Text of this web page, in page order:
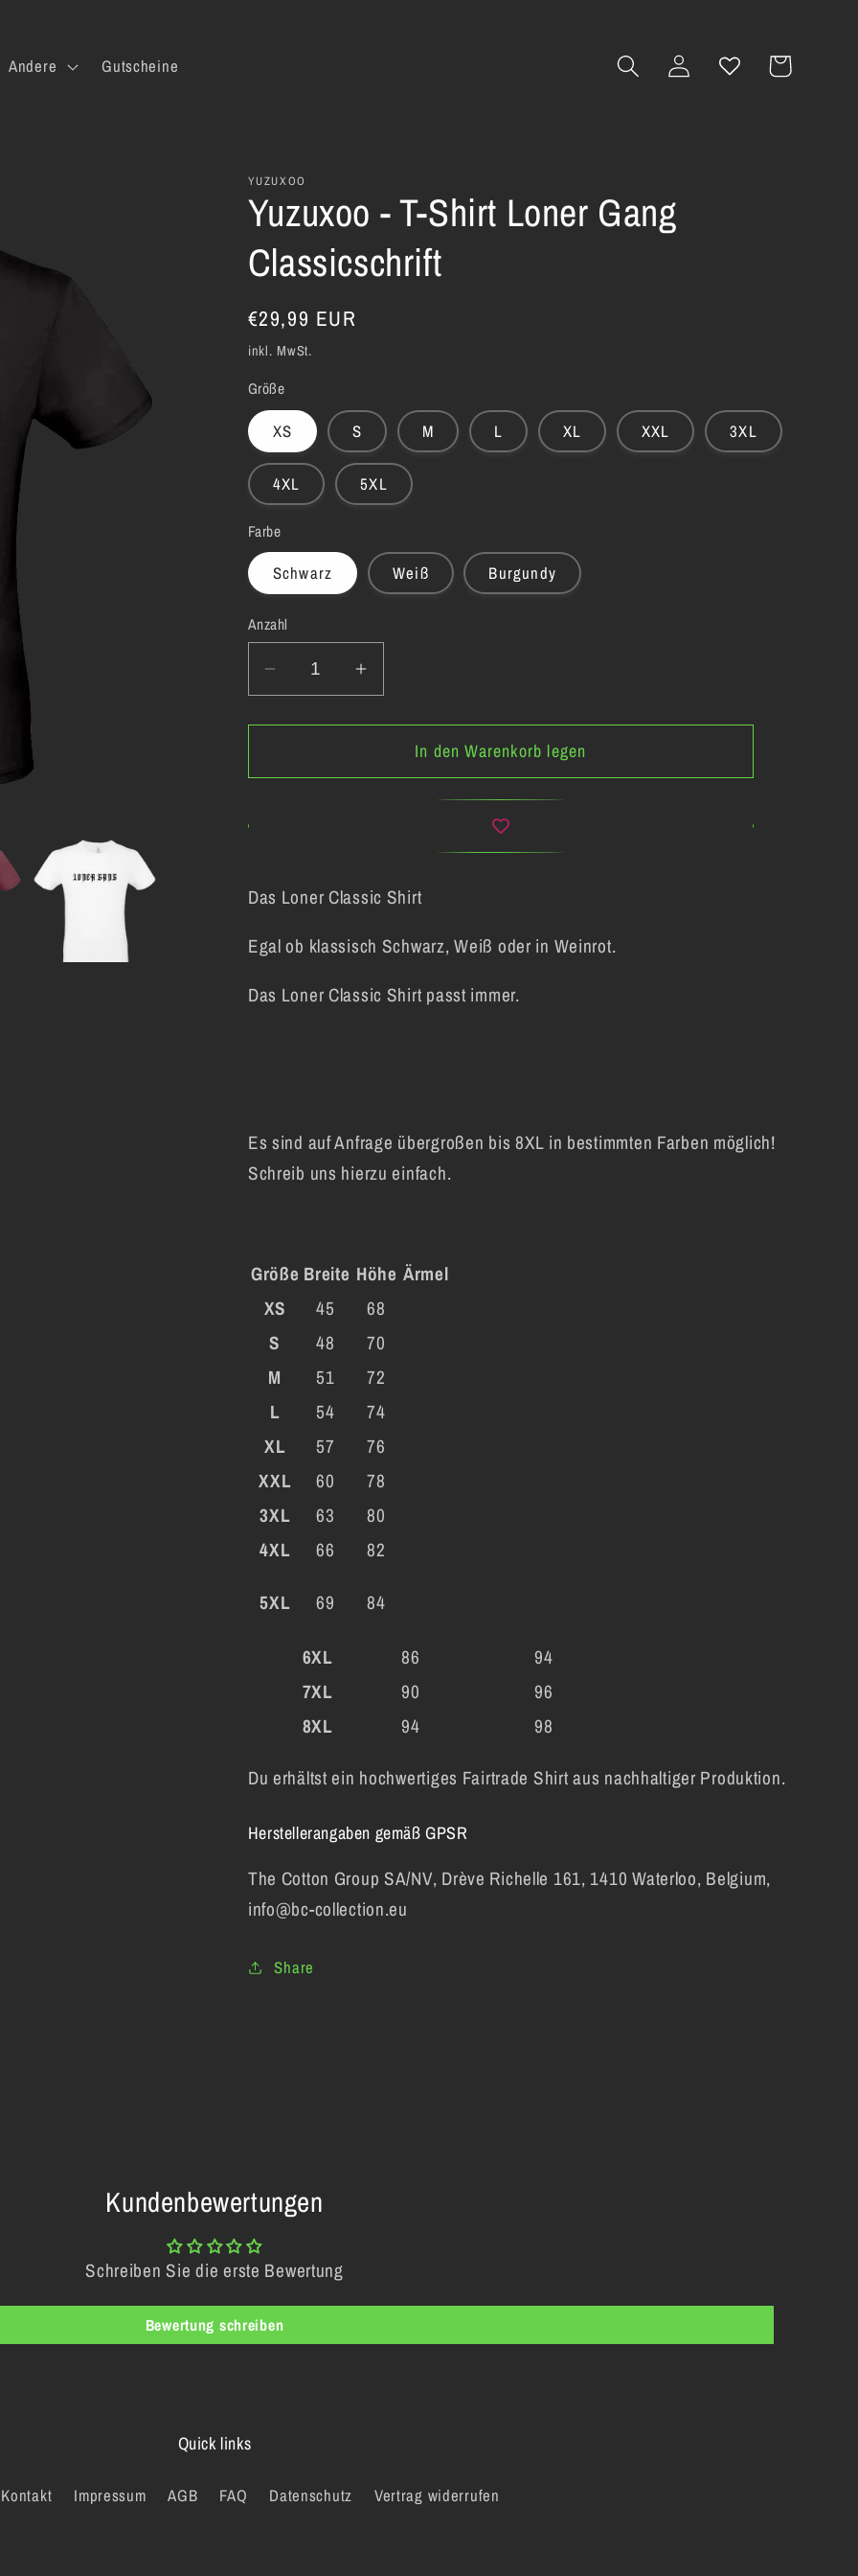
Andere Gutscheine Einloggen Warenkorb
YUZUXOO
Yuzuxoo - T-Shirt Loner Gang
Classicschrift
Normaler
Preis
€29,99 EUR
inkl. MwSt.
Größe
XS S M L XL XXL 3XL
4XL 5XL
Farbe
Schwarz Weiß Burgundy
Anzahl
Verringere
Menge
Yuzuxoo
Gang
Erhöhe
Menge
Yuzuxoo
Gang
In den Warenkorb legen
Das Loner Classic Shirt
Egal ob klassisch Schwarz, Weiß oder in Weinrot.
Das Loner Classic Shirt passt immer.
Es sind auf Anfrage übergroßen bis 8XL in bestimmten Farben möglich!
Schreib uns hierzu einfach.
Größe Breite Höhe Ärmel
XS
45
68
S
48
70
M
51
72
L
54
74
XL
57
76
XXL
60
78
3XL
63
80
4XL
66 82
5XL 69 84
6XL 86
94
7XL
90
96
8XL
94 98
Du erhältst ein hochwertiges Fairtrade Shirt aus nachhaltiger Produktion.
Herstellerangaben gemäß GPSR
The Cotton Group SA/NV, Drève Richelle 161, 1410 Waterloo, Belgium,
info@bc-collection.eu
Share
Kundenbewertungen
Schreiben Sie die erste Bewertung
Bewertung schreiben
Quick links
Kontakt Impressum AGB FAQ Datenschutz Vertrag widerrufen